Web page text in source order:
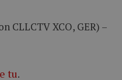
CLLCTV XCO, GER) –
tu.